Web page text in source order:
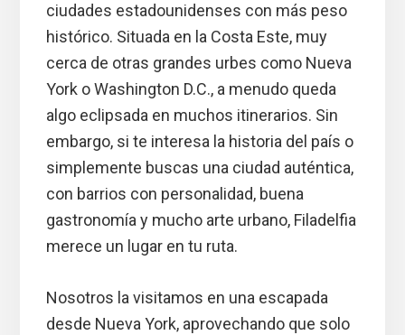
ciudades estadounidenses con más peso
histórico. Situada en la Costa Este, muy
cerca de otras grandes urbes como Nueva
York o Washington D.C., a menudo queda
algo eclipsada en muchos itinerarios. Sin
embargo, si te interesa la historia del país o
simplemente buscas una ciudad auténtica,
con barrios con personalidad, buena
gastronomía y mucho arte urbano, Filadelfia
merece un lugar en tu ruta.
Nosotros la visitamos en una escapada
desde Nueva York, aprovechando que solo